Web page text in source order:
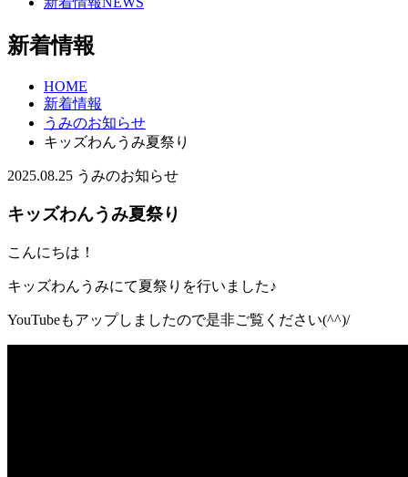
新着情報
HOME
新着情報
うみのお知らせ
キッズわんうみ夏祭り
2025.08.25 うみのお知らせ
キッズわんうみ夏祭り
こんにちは！
キッズわんうみにて夏祭りを行いました♪
YouTubeもアップしましたので是非ご覧ください(^^)/